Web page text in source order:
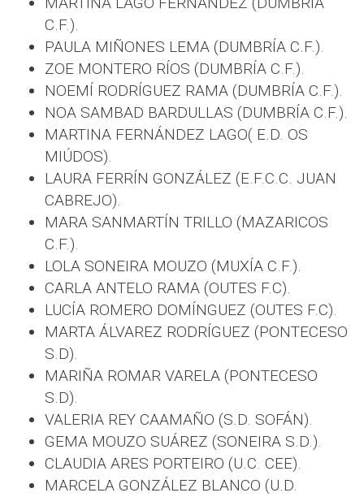
C.F.).
PAULA MIÑONES LEMA (DUMBRÍA C.F.).
ZOE MONTERO RÍOS (DUMBRÍA C.F.).
NOEMÍ RODRÍGUEZ RAMA (DUMBRÍA C.F.).
NOA SAMBAD BARDULLAS (DUMBRÍA C.F.).
MARTINA FERNÁNDEZ LAGO( E.D. OS
MIÚDOS).
LAURA FERRÍN GONZÁLEZ (E.F.C.C. JUAN
CABREJO).
MARA SANMARTÍN TRILLO (MAZARICOS
C.F.).
LOLA SONEIRA MOUZO (MUXÍA C.F.).
CARLA ANTELO RAMA (OUTES F.C).
LUCÍA ROMERO DOMÍNGUEZ (OUTES F.C).
MARTA ÁLVAREZ RODRÍGUEZ (PONTECESO
S.D).
MARIÑA ROMAR VARELA (PONTECESO
S.D).
VALERIA REY CAAMAÑO (S.D. SOFÁN).
GEMA MOUZO SUÁREZ (SONEIRA S.D.).
CLAUDIA ARES PORTEIRO (U.C. CEE).
MARCELA GONZÁLEZ BLANCO (U.D.